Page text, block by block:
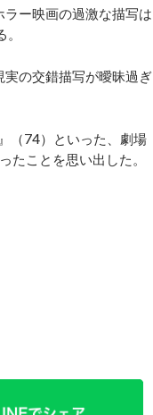
ー映画の過激な描写は
の交錯描写が曖昧過ぎ
（74）といった、劇場
ことを思い出した。